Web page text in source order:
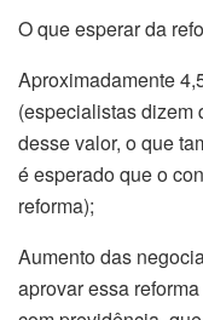
O que esperar da
Aproximadamente
(especialistas dizem
desse valor, o que
é esperado que o
reforma);
Aumento das
aprovar essa